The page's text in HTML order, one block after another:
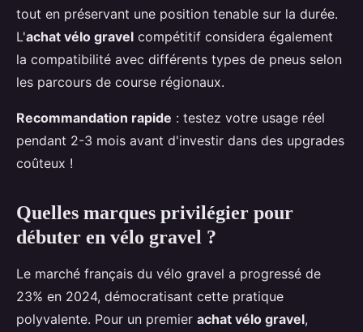
tout en préservant une position tenable sur la durée.
L'achat vélo gravel compétitif considera également
la compatibilité avec différents types de pneus selon
les parcours de course régionaux.
Recommandation rapide : testez votre usage réel
pendant 2-3 mois avant d'investir dans des upgrades
coûteux !
Quelles marques privilégier pour
débuter en vélo gravel ?
Le marché français du vélo gravel a progressé de
23% en 2024, démocratisant cette pratique
polyvalente. Pour un premier achat vélo gravel,